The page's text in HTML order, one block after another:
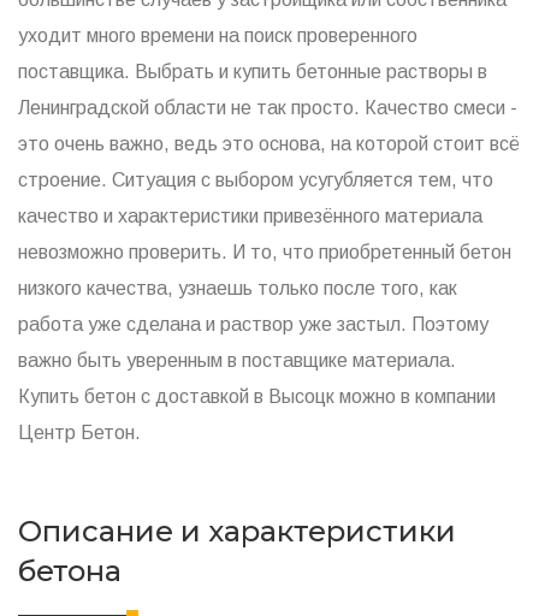
уходит много времени на поиск проверенного
поставщика. Выбрать и купить бетонные растворы в
Ленинградской области не так просто. Качество смеси -
это очень важно, ведь это основа, на которой стоит всё
строение. Ситуация с выбором усугубляется тем, что
качество и характеристики привезённого материала
невозможно проверить. И то, что приобретенный бетон
низкого качества, узнаешь только после того, как
работа уже сделана и раствор уже застыл. Поэтому
важно быть уверенным в поставщике материала.
Купить бетон с доставкой в Высоцк можно в компании
Центр Бетон.
Описание и характеристики
бетона